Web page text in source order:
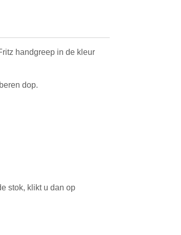
handgreep in de kleur
dop.
stok, klikt u dan op